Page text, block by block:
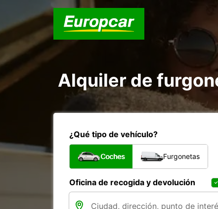
Alquiler de
¿Qué tipo de vehículo?
Coches Furgonetas
Oficina de recogida y devolución